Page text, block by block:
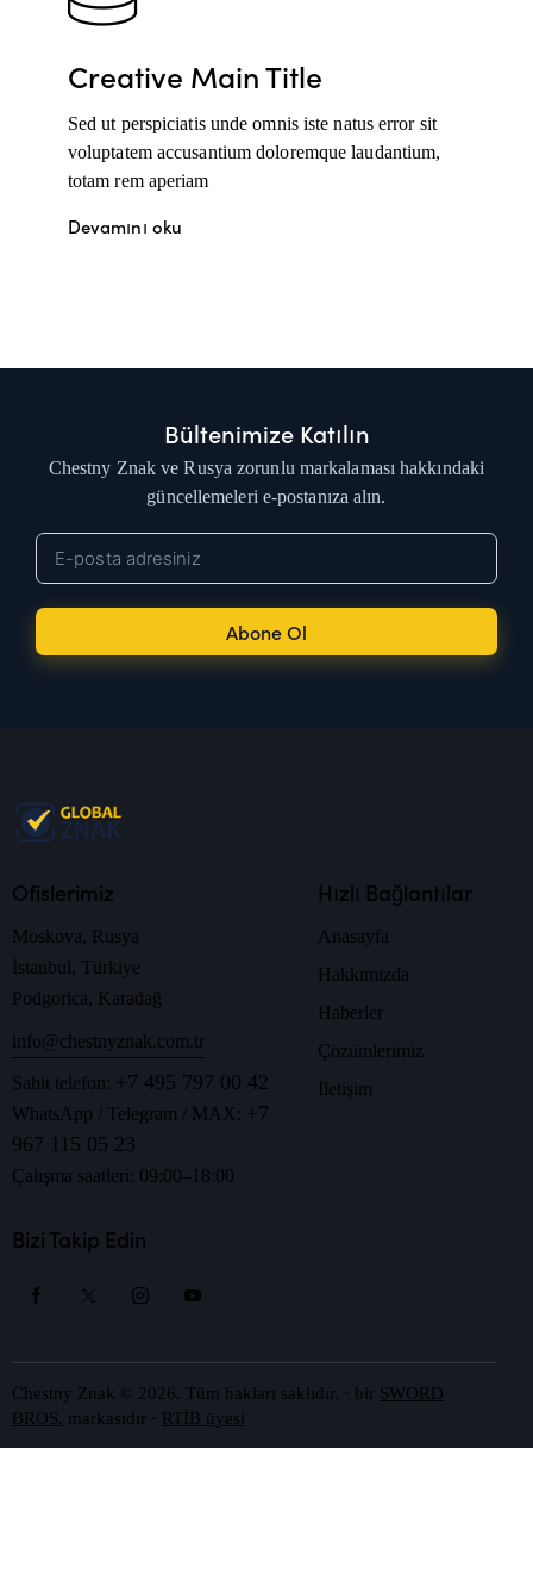
Creative Main Title
Sed ut perspiciatis unde omnis iste natus error sit
voluptatem accusantium doloremque laudantium,
totam rem aperiam
Devamını oku
Bültenimize Katılın
Chestny Znak ve Rusya zorunlu markalaması hakkındaki
güncellemeleri e-postanıza alın.
Abone Ol
Ofislerimiz
Moskova, Rusya
İstanbul, Türkiye
Podgorica, Karadağ
info@chestnyznak.com.tr
Sabit telefon: +7 495 797 00 42
WhatsApp / Telegram / MAX: +7
967 115 05 23
Çalışma saatleri: 09:00–18:00
Hızlı Bağlantılar
Anasayfa
Hakkımızda
Haberler
Çözümlerimiz
İletişim
Bizi Takip Edin
Chestny Znak © 2026. Tüm hakları saklıdır. · bir SWORD
BROS. markasıdır · RTİB üyesi